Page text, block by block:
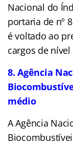
Nacional do
portaria de nº
é voltado ao
cargos de
8. Agência
médio
A Agência